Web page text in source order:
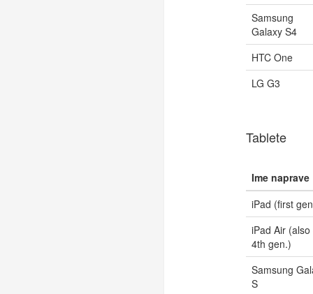
Samsung
Galaxy S4
HTC One
LG G3
Tablete
Ime naprave
iPad (first
iPad Air (also
4th gen.)
Samsung
S